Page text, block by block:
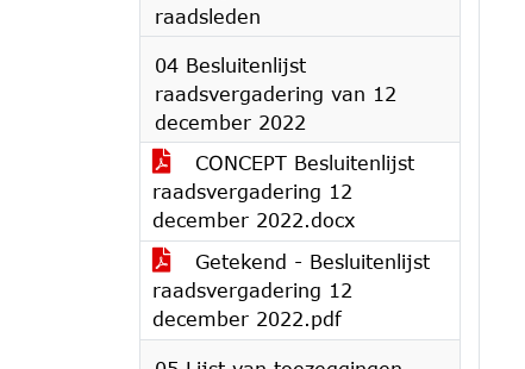
raadsleden
04 Besluitenlijst
raadsvergadering van 12
december 2022
CONCEPT Besluitenlijst
raadsvergadering 12
december 2022.docx
Getekend - Besluitenlijst
raadsvergadering 12
december 2022.pdf